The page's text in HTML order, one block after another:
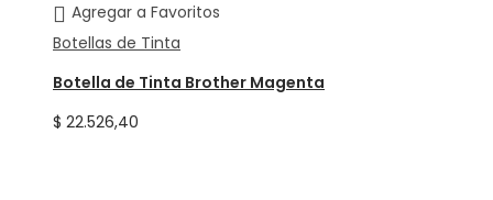
Agregar a Favoritos
Botellas de Tinta
Botella de Tinta Brother Magenta
$ 22.526,40